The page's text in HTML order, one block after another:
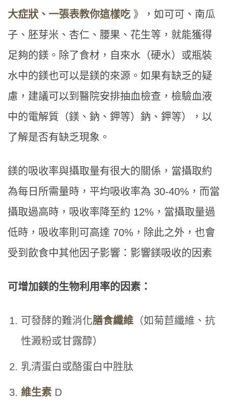
大症狀、一張表教你這樣吃 》，如可可、南瓜
子、胚芽米、杏仁、腰果、花生等，就能獲得
足夠的鎂。除了食材，自來水（硬水）或瓶裝
水中的鎂也可以是鎂的來源。如果有缺乏的疑
慮，建議可以到醫院安排抽血檢查，檢驗血液
中的電解質（鎂、鈉、鉀等）鈉、鉀等），以
了解是否有缺乏現象。
鎂的吸收率與攝取量有很大的關係，當攝取約
為每日所需量時，平均吸收率為 30-40%，而當
攝取過高時，吸收率降至約 12%，當攝取量過
低時，吸收率則可高達 70%，除此之外，也會
受到飲食中其他因子影響：影響鎂吸收的因素
可增加鎂的生物利用率的因素：
可發酵的難消化膳食纖維 （如菊苣纖維、抗
性澱粉或甘露醇）
乳清蛋白或酪蛋白中胜肽
維生素 D